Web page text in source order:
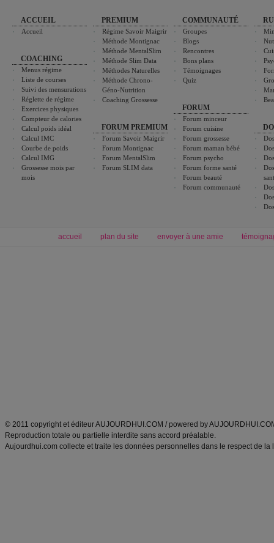
ACCUEIL
Accueil
COACHING
Menus régime
Liste de courses
Suivi des mensurations
Réglette de régime
Exercices physiques
Compteur de calories
Calcul poids idéal
Calcul IMC
Courbe de poids
Calcul IMG
Grossesse mois par
mois
PREMIUM
Régime Savoir Maigrir
Méthode Montignac
Méthode MentalSlim
Méthode Slim Data
Méthodes Naturelles
Méthode Chrono-
Géno-Nutrition
Coaching Grossesse
FORUM PREMIUM
Forum Savoir Maigrir
Forum Montignac
Forum MentalSlim
Forum SLIM data
COMMUNAUTÉ
Groupes
Blogs
Rencontres
Bons plans
Témoignages
Quiz
FORUM
Forum minceur
Forum cuisine
Forum grossesse
Forum maman bébé
Forum psycho
Forum forme santé
Forum beauté
Forum communauté
accueil plan du site envoyer à une amie
© 2011 copyright et éditeur AUJOURDHUI.COM / powered by
Reproduction totale ou partielle interdite sans accord préalable.
Aujourdhui.com collecte et traite les données personnelles dans le respect de